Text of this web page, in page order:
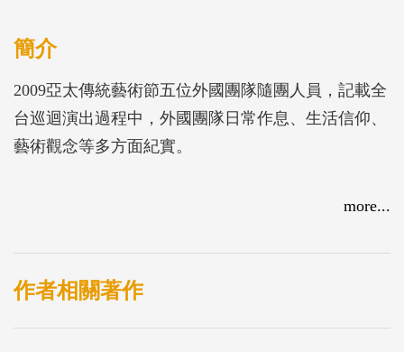
簡介
2009亞太傳統藝術節五位外國團隊隨團人員，記載全
台巡迴演出過程中，外國團隊日常作息、生活信仰、
藝術觀念等多方面紀實。
more...
作者相關著作